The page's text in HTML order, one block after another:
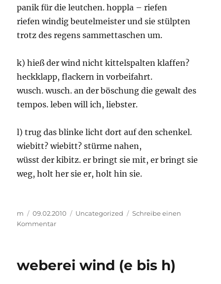
panik für die leutchen. hoppla – riefen
riefen windig beutelmeister und sie stülpten
trotz des regens sammettaschen um.
k) hieß der wind nicht kittelspalten klaffen?
heckklapp, flackern in vorbeifahrt.
wusch. wusch. an der böschung die gewalt des
tempos. leben will ich, liebster.
l) trug das blinke licht dort auf den schenkel.
wiebitt? wiebitt? stürme nahen,
wüsst der kibitz. er bringt sie mit, er bringt sie
weg, holt her sie er, holt hin sie.
Autor
m
Veröffentlicht
am
09.02.2010 Kategorien
Uncategorized
Schreibe einen
Kommentarzu
bis
weberei wind (e bis h)